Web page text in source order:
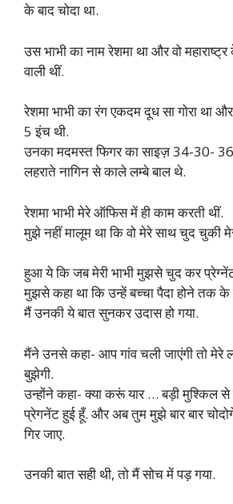
के बाद चोदा था.
उस भाभी का नाम रेशमा था और वो
वाली थीं.
रेशमा भाभी का रंग एकदम दूध सा गोरा था
5 इंच थी.
उनका मदमस्त फिगर का साइज़ 34-30-
लहराते नागिन से काले लम्बे बाल थे.
रेशमा भाभी मेरे ऑफिस में ही काम करती थीं.
मुझे नहीं मालूम था कि वो मेरे साथ चुद चुकी
हुआ ये कि जब मेरी भाभी मुझसे चुद कर
मुझसे कहा था कि उन्हें बच्चा पैदा होने तक के
मैं उनकी ये बात सुनकर उदास हो गया.
मैंने उनसे कहा- आप गांव चली जाएंगी तो
बुझेगी.
उन्होंने कहा- क्या करूं यार … बड़ी मुश्किल
प्रेगनेंट हुई हूँ. और अब तुम मुझे बार बार
गिर जाए.
उनकी बात सही थी, तो मैं सोच में पड़ गया.